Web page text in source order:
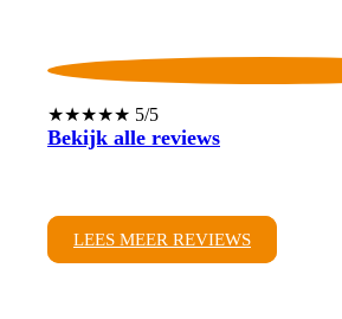
★★★★★ 5/5
Bekijk alle reviews
LEES MEER REVIEWS